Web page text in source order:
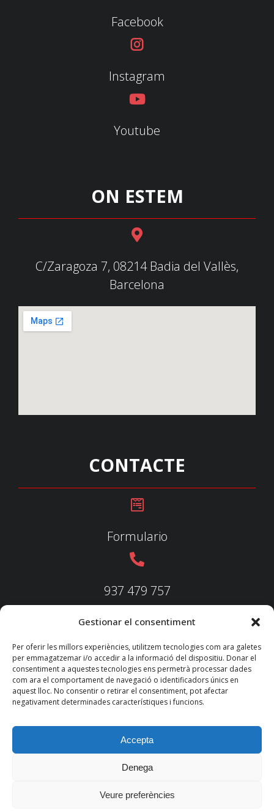
Gestionar el consentiment
Per oferir les millors experiències, utilitzem tecnologies com ara galetes
per emmagatzemar i/o accedir a la informació del dispositiu. Donar el
consentiment a aquestes tecnologies ens permetrà processar dades
com ara el comportament de navegació o identificadors únics en
aquest lloc. No consentir o retirar el consentiment, pot afectar
negativament determinades característiques i funcions.
Accepta
Denega
Veure preferències
Facebook
Instagram
Youtube
ON ESTEM
C/Zaragoza 7, 08214 Badia del Vallès,
Barcelona
CONTACTE
Formulario
937 479 757
937 479 758
federacio@fedecatjudo.cat
Consultores S.L.